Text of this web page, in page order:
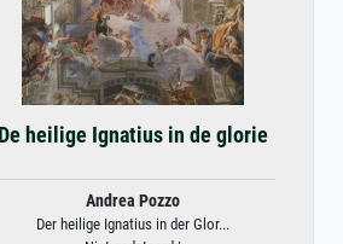
De heilige Ignatius in de glorie
Andrea Pozzo
Der heilige Ignatius in der Glor...